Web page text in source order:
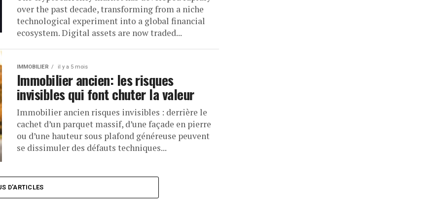
over the past decade, transforming from a niche
technological experiment into a global financial
ecosystem. Digital assets are now traded...
IMMOBILIER il y a 5 mois
Immobilier ancien: les risques
invisibles qui font chuter la valeur
Immobilier ancien risques invisibles : derrière le
cachet d’un parquet massif, d’une façade en pierre
ou d’une hauteur sous plafond généreuse peuvent
se dissimuler des défauts techniques...
D'ARTICLES